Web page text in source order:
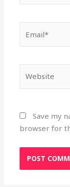
Save my
browser for